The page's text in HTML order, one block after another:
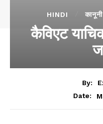
HINDI
कैविएट
By:
Date: